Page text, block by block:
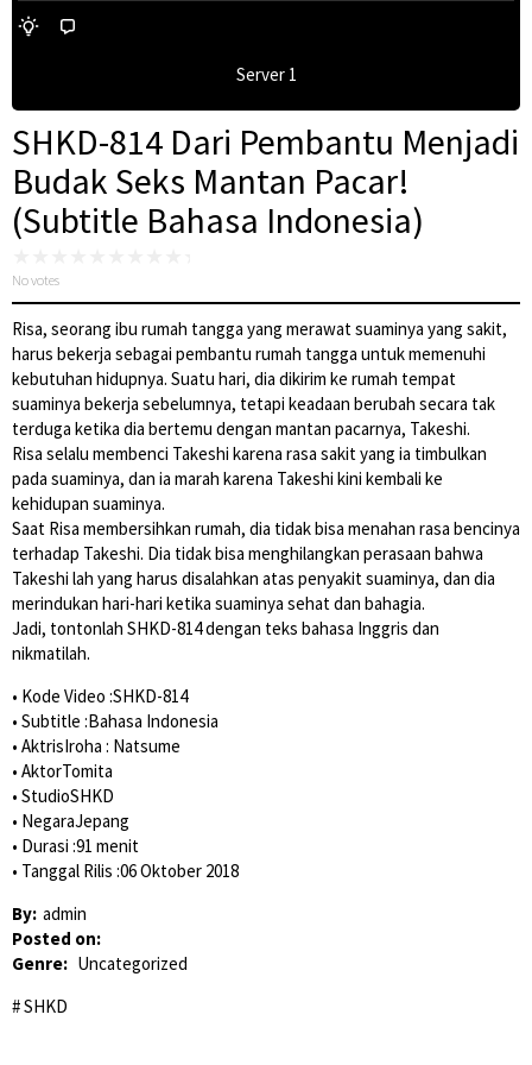
Server 1
SHKD-814 Dari Pembantu Menjadi
Budak Seks Mantan Pacar!
(Subtitle Bahasa Indonesia)
No votes
Risa, seorang ibu rumah tangga yang merawat suaminya yang sakit,
harus bekerja sebagai pembantu rumah tangga untuk memenuhi
kebutuhan hidupnya. Suatu hari, dia dikirim ke rumah tempat
suaminya bekerja sebelumnya, tetapi keadaan berubah secara tak
terduga ketika dia bertemu dengan mantan pacarnya, Takeshi.
Risa selalu membenci Takeshi karena rasa sakit yang ia timbulkan
pada suaminya, dan ia marah karena Takeshi kini kembali ke
kehidupan suaminya.
Saat Risa membersihkan rumah, dia tidak bisa menahan rasa bencinya
terhadap Takeshi. Dia tidak bisa menghilangkan perasaan bahwa
Takeshi lah yang harus disalahkan atas penyakit suaminya, dan dia
merindukan hari-hari ketika suaminya sehat dan bahagia.
Jadi, tontonlah SHKD-814 dengan teks bahasa Inggris dan
nikmatilah.
• Kode Video :SHKD-814
• Subtitle :Bahasa Indonesia
• AktrisIroha : Natsume
• AktorTomita
• StudioSHKD
• NegaraJepang
• Durasi :91 menit
• Tanggal Rilis :06 Oktober 2018
By: admin
Posted on:
Genre: Uncategorized
SHKD